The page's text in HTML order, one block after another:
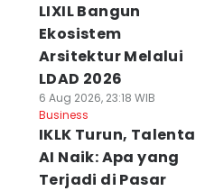
LIXIL Bangun
Ekosistem
Arsitektur Melalui
LDAD 2026
6 Aug 2026, 23:18 WIB
Business
IKLK Turun, Talenta
AI Naik: Apa yang
Terjadi di Pasar